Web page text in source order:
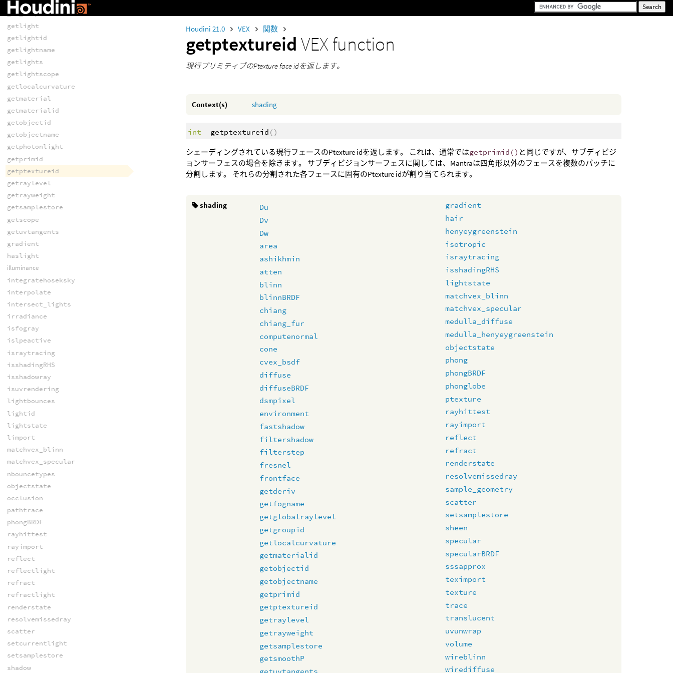
Houdini 21.0 VEX 関数
getptextureidVEX function
現行プリミティブのPtexture face idを返します。
Context(s) shading
int getptextureid ()
シェーディングされている現行フェースのPtexture idを返します。 これは、通常ではgetprimid() と同じですが、サブディビジ
ョンサーフェスの場合を除きます。 サブディビジョンサーフェスに関しては、Mantraは四角形以外のフェースを複数のパッチに
分割します。 それらの分割された各フェースに固有のPtexture idが割り当てられます。
shading
Du
Dv
Dw
area
ashikhmin
atten
blinn
blinnBRDF
chiang
chiang_fur
computenormal
cone
cvex_bsdf
diffuse
diffuseBRDF
dsmpixel
environment
fastshadow
filtershadow
filterstep
fresnel
frontface
getderiv
getfogname
getglobalraylevel
getgroupid
getlocalcurvature
getmaterialid
getobjectid
getobjectname
getprimid
getptextureid
getraylevel
getrayweight
getsamplestore
getsmoothP
gradient
hair
henyeygreenstein
isotropic
israytracing
isshadingRHS
lightstate
matchvex_blinn
matchvex_specular
medulla_diffuse
medulla_henyeygreenstein
objectstate
phong
phongBRDF
phonglobe
ptexture
rayhittest
rayimport
reflect
refract
renderstate
resolvemissedray
sample_geometry
scatter
setsamplestore
sheen
specular
specularBRDF
sssapprox
teximport
texture
trace
translucent
uvunwrap
volume
wireblinn
wirediffuse
getgroupid
getlight
getlightid
getlightname
getlights
getlightscope
getlocalcurvature
getmaterial
getmaterialid
getobjectid
getobjectname
getphotonlight
getprimid
getptextureid
getraylevel
getrayweight
getsamplestore
getscope
getuvtangents
gradient
haslight
illuminance
integratehoseksky
interpolate
intersect_lights
irradiance
isfogray
islpeactive
israytracing
isshadingRHS
isshadowray
isuvrendering
lightbounces
lightid
lightstate
limport
matchvex_blinn
matchvex_specular
nbouncetypes
objectstate
occlusion
pathtrace
phongBRDF
rayhittest
rayimport
reflect
reflectlight
refract
refractlight
renderstate
resolvemissedray
scatter
setcurrentlight
setsamplestore
shadow